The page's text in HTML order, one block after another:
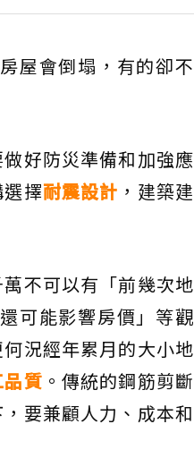
屋會倒塌，有的卻不
好防災準備和加強應
擇耐震設計 ，建築建
不可以有「前幾次地
可能影響房價」等觀
況經年累月的大小地
質 。傳統的鋼筋剪斷
要兼顧人力、成本和